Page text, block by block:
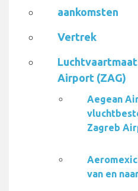
aankomsten
Vertrek
Airport (ZAG)
Aegean
Zagreb
van en